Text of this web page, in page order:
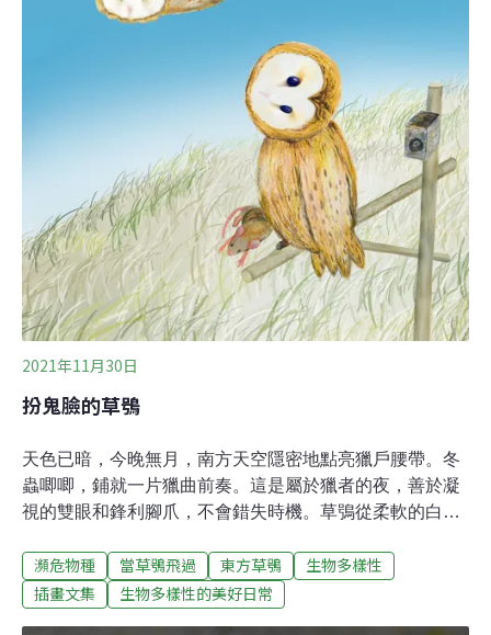
公頃。此外，為了符合《產業發展條例》產業用地比例
60%以上，原規劃綠地的西南側的台糖土地，也被劃出園
區範圍，使整體綠地減至10.66%以下。環委批評，此案綠
地面積比例，明顯小於先前通過環評的幾個台糖產業園
2021年11月30日
扮鬼臉的草鴞
天色已暗，今晚無月，南方天空隱密地點亮獵戶腰帶。冬
蟲唧唧，鋪就一片獵曲前奏。這是屬於獵者的夜，善於凝
視的雙眼和鋒利腳爪，不會錯失時機。草鴞從柔軟的白茅
靜！一隻大意的野鼠還來不及吃完點心，就注定成為牠者
晚餐。草鴞帶著首勝，登上高處王座。離地6公尺，配上
瀕危物種 當草鴞飛過 東方草鴞
生物多樣性
插畫文集
生物多樣性的美好日常